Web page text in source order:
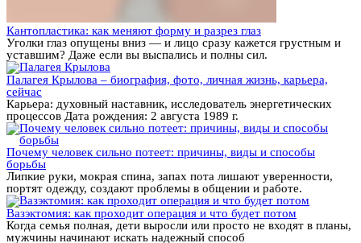
Кантопластика: как меняют форму и разрез глаз
Уголки глаз опущены вниз — и лицо сразу кажется грустным и
уставшим? Даже если вы выспались и полны сил.
Палагея Крылова – биография, фото, личная жизнь, карьера,
сейчас
Карьера: духовный наставник, исследователь энергетических
процессов Дата рождения: 2 августа 1989 г.
Почему человек сильно потеет: причины, виды и способы
борьбы
Липкие руки, мокрая спина, запах пота лишают уверенности,
портят одежду, создают проблемы в общении и работе.
Вазэктомия: как проходит операция и что будет потом
Когда семья полная, дети выросли или просто не входят в планы,
мужчины начинают искать надежный способ